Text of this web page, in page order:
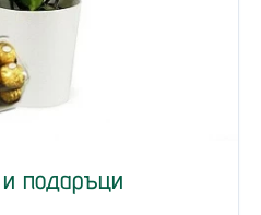
подаръци